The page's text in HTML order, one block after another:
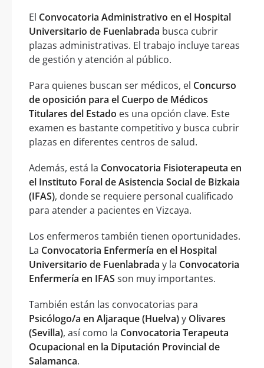
El Convocatoria Administrativo en el Hospital
Universitario de Fuenlabrada busca cubrir
plazas administrativas. El trabajo incluye tareas
de gestión y atención al público.
Para quienes buscan ser médicos, el Concurso
de oposición para el Cuerpo de Médicos
Titulares del Estado es una opción clave. Este
examen es bastante competitivo y busca cubrir
plazas en diferentes centros de salud.
Además, está la Convocatoria Fisioterapeuta en
el Instituto Foral de Asistencia Social de Bizkaia
(IFAS), donde se requiere personal cualificado
para atender a pacientes en Vizcaya.
Los enfermeros también tienen oportunidades.
La Convocatoria Enfermería en el Hospital
Universitario de Fuenlabrada y la Convocatoria
Enfermería en IFAS son muy importantes.
También están las convocatorias para
Psicólogo/a en Aljaraque (Huelva)y Olivares
(Sevilla), así como la Convocatoria Terapeuta
Ocupacional en la Diputación Provincial de
Salamanca.